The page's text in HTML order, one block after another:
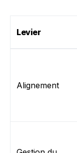
Levier
Alignement